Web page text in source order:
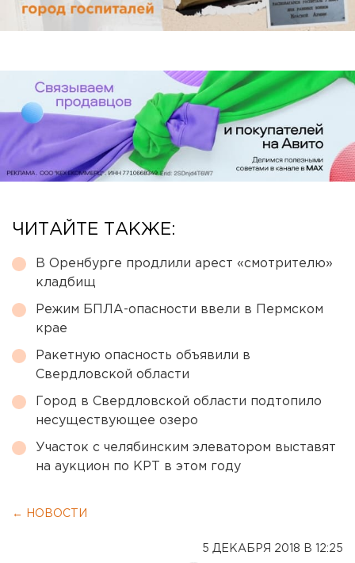
ЧИТАЙТЕ ТАКЖЕ:
В Оренбурге продлили арест «смотрителю»
кладбищ
Режим БПЛА-опасности ввели в Пермском
крае
Ракетную опасность объявили в
Свердловской области
Город в Свердловской области подтопило
несуществующее озеро
Участок с челябинским элеватором выставят
на аукцион по КРТ в этом году
← НОВОСТИ
5 ДЕКАБРЯ 2018 В 12:25